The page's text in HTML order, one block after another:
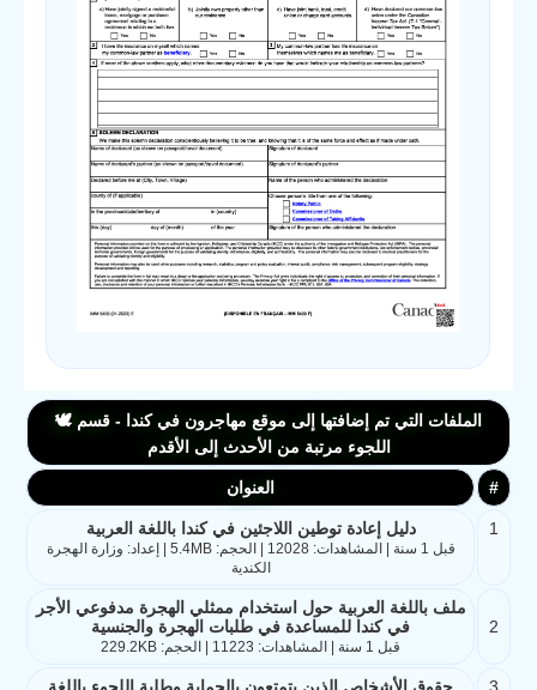
الملفات التي تم إضافتها إلى موقع مهاجرون في كندا - قسم 🕊️
اللجوء مرتبة من الأحدث إلى الأقدم
# العنوان
1 دليل إعادة توطين اللاجئين في كندا باللغة العربية
قبل 1 سنة | المشاهدات: 12028 | الحجم: 5.4MB | إعداد: وزارة الهجرة
الكندية
2
ملف باللغة العربية حول استخدام ممثلي الهجرة مدفوعي الأجر
في كندا للمساعدة في طلبات الهجرة والجنسية
قبل 1 سنة | المشاهدات: 11223 | الحجم: 229.2KB
3
حقوق الأشخاص الذين يتمتعون بالحماية وطلبة اللجوء باللغة